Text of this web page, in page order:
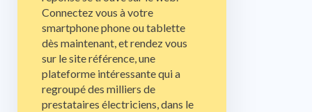
Connectez vous à votre
smartphone phone ou tablette
dès maintenant, et rendez vous
sur le site référence, une
plateforme intéressante qui a
regroupé des milliers de
prestataires électriciens, dans le